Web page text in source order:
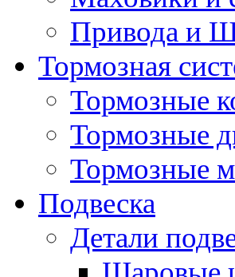
Привода и
Тормозная
Тормозные
Тормозные
Тормозные
Подвеска
Детали